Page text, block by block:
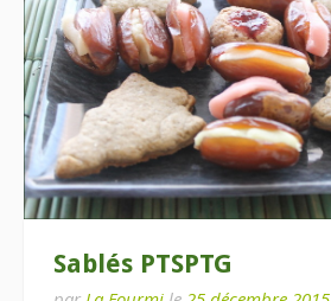
Sablés PTSPTG